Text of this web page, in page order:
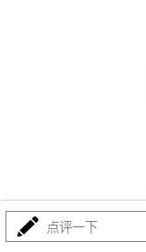
点评一下